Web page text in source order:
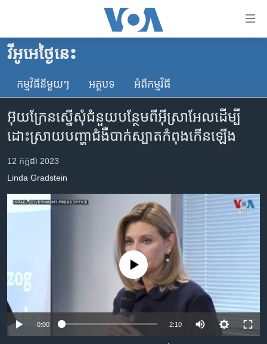
គេហទំព័រ​
ទាក់ទង
និង​
ចូល​
ទៅ​​
ទំព័រ​
ម្តង
រំលង​
និង​
សម្ព័ន្ធ​
និង​
ចូល​
កម្ពុជា
អន្តរជាតិ
ចិន
កម្ពុជាច្នៃប្រតិដ្ឋ
ទូរទស្សន៍ / វីដេអូ​
Khmer English
បណ្តាញ​សង្គម
វីអូអេថ្ងៃនេះ
កម្មវិធី​នីមួយៗ អត្ថបទ​ អំពី​កម្មវិធី​
អ៊ុយក្រែន​ស្នើសុំ​ជំនួយ​បន្ថែម​​ពី​អ៊ីស្រាអែល​ដើម្បី​
ដោះស្រាយ​បញ្ហា​ជំងឺ​បាក់ស្បាត​កំពុង​កើន​ឡើង
12 កក្កដា 2023
Linda Gradstein
No media source currently available
0:00 2:10